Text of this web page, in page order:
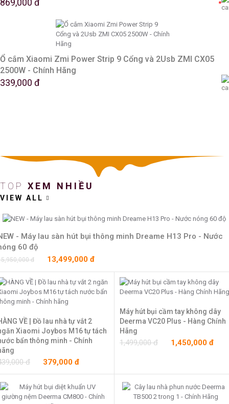
869,000 đ *
Ổ cắm Xiaomi Zmi Power Strip 9 Cổng và 2Usb ZMI CX05
2500W - Chính Hãng
339,000 đ
TOP XEM NHIỀU
VIEW ALL
- Máy lau sàn hút bụi thông minh Dreame H13 Pro - Nước
60 độ
đ 13,499,000 đ
VỀ | Đồ lau nhà tự vắt 2
Xiaomi Joybos M16 tự tách
bẩn thông minh - Chính
đ 379,000 đ
Máy hút bụi cầm tay không dây
Deerma VC20 Plus - Hàng Chính
Hãng
1,499,000 đ 1,450,000 đ